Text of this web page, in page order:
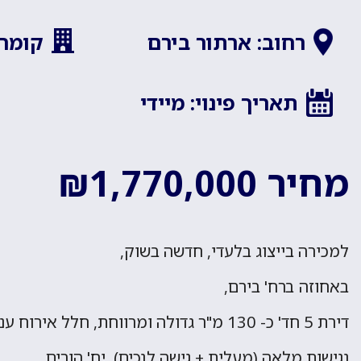
רחוב: ארתור בירם
תאריך פינוי: מיידי
מחיר ₪1,770,000
למכירה בייצוג בלעדי, חדשה בשוק,
באחוזה ברח' בירם,
דירת 5 חד' כ- 130 מ"ר גדולה ומרווחת, חלל אירוח ענק,